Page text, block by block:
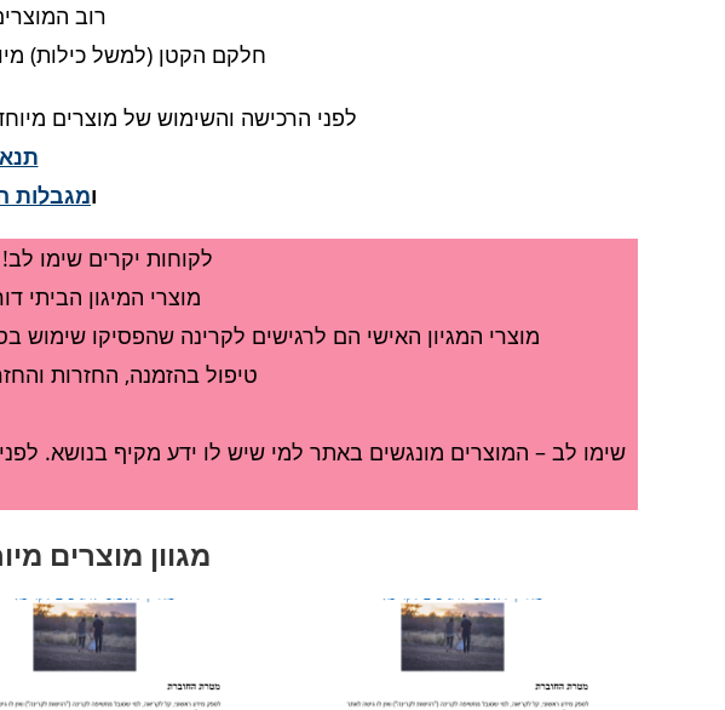
רוב
חלקם הקטן (למשל כילות)
לפני הרכישה והשימוש של מוצרים
ומגבלות
לקוחות יקרים שימו
מוצרי המיגון הביתי
מוצרי המגיון האישי הם לרגישים לקרינה שהפסיקו שימוש
טיפול בהזמנה, החזרות
שימו לב – המוצרים מונגשים באתר למי שיש לו ידע מקיף בנושא.
מגוון מוצרים